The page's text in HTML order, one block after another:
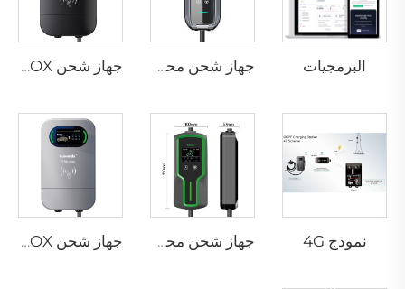
البرمجيات جهاز شحن محمول P3-01 لمركبات EV جهاز شحن PEV-01 AC EV WALLBOX
نموذج 4G جهاز شحن محمول P3-02 لمركبات EV جهاز شحن PEV-02 AC EV WALLBOX